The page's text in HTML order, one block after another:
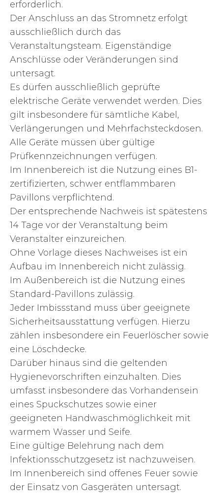
erforderlich.
Der Anschluss an das Stromnetz erfolgt
ausschließlich durch das
Veranstaltungsteam. Eigenständige
Anschlüsse oder Veränderungen sind
untersagt.
Es dürfen ausschließlich geprüfte
elektrische Geräte verwendet werden. Dies
gilt insbesondere für sämtliche Kabel,
Verlängerungen und Mehrfachsteckdosen.
Alle Geräte müssen über gültige
Prüfkennzeichnungen verfügen.
Im Innenbereich ist die Nutzung eines B1-
zertifizierten, schwer entflammbaren
Pavillons verpflichtend.
Der entsprechende Nachweis ist spätestens
14 Tage vor der Veranstaltung beim
Veranstalter einzureichen.
Ohne Vorlage dieses Nachweises ist ein
Aufbau im Innenbereich nicht zulässig.
Im Außenbereich ist die Nutzung eines
Standard-Pavillons zulässig.
Jeder Imbissstand muss über geeignete
Sicherheitsausstattung verfügen. Hierzu
zählen insbesondere ein Feuerlöscher sowie
eine Löschdecke.
Darüber hinaus sind die geltenden
Hygienevorschriften einzuhalten. Dies
umfasst insbesondere das Vorhandensein
eines Spuckschutzes sowie einer
geeigneten Handwaschmöglichkeit mit
warmem Wasser und Seife.
Eine gültige Belehrung nach dem
Infektionsschutzgesetz ist nachzuweisen.
Im Innenbereich sind offenes Feuer sowie
der Einsatz von Gasgeräten untersagt.